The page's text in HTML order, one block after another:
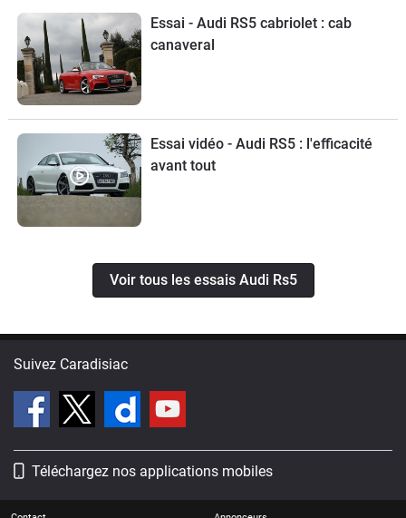
Essai - Audi RS5 cabriolet : cab
canaveral
Essai vidéo - Audi RS5 : l'efficacité
avant tout
Voir tous les essais Audi Rs5
Suivez Caradisiac
Téléchargez nos applications mobiles